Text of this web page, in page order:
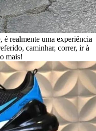
realmente uma experiência
caminhar, correr, ir à
mais!